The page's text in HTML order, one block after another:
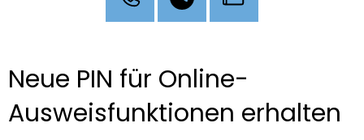
Neue PIN für Online-
Ausweisfunktionen erhalten